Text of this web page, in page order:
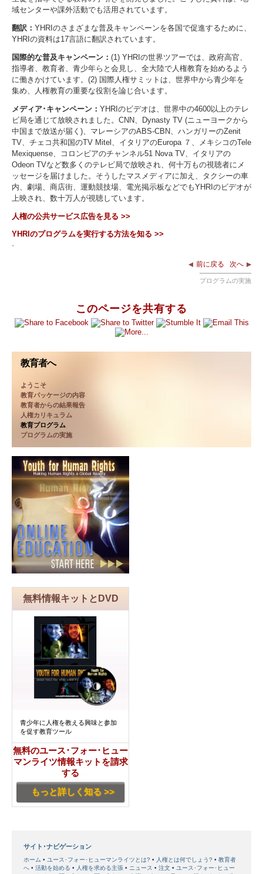
このページを共有する
教育者へ
ようこそ
教育パッケージの内容
教育者からの結果報告
人権カリキュラム
教育プログラム
プログラムの実施
無料情報キットとDVD
青少年に人権を教える興味と参加
を促す教育ツール
無料のユース･フォー･ヒュー
マンライツ情報キットを請求
する
もっと詳しく知る >>
域センターや課外活動でも活用されています。
翻訳： YHRIのさまざまな普及キャンペーンを各国で促進するために、
YHRIの資料は17言語に翻訳されています。
国際的な普及キャンペーン： (1) YHRIの世界ツアーでは、政府高官、
指導者、教育者、青少年らと会見し、全大陸で人権教育を始めるよう
に働きかけています。(2) 国際人権サミットは、世界中から青少年を
集め、人権教育の重要な役割を論じ合います。
メディア･キャンペーン： YHRIのビデオは、世界中の4600以上のテレ
ビ局を通じて放映されました。CNN、Dynasty TV (ニューヨークから
中国まで放送が届く)、マレーシアのABS-CBN、ハンガリーのZenit
TV、チェコ共和国のTV Mitel、イタリアのEuropa ７、メキシコのTele
Mexiquense、コロンビアのチャンネル51 Nova TV、イタリアの
Odeon TVなど数多くのテレビ局で放映され、何十万もの視聴者にメ
ッセージを届けました。そうしたマスメディアに加え、タクシーの車
内、劇場、商店街、運動競技場、電光掲示板などでもYHRIのビデオが
上映され、数十万人が視聴しています。
人権の公共サービス広告を見る >>
YHRIのプログラムを実行する方法を知る >>
·
前に戻る 次へ
プログラムの実施
サイト･ナビゲーション
ホーム ユース･フォー･ヒューマンライツとは? 人権とは何でしょう?
教育者
へ
活動を始める 人権を求める主張 ニュース 注文
ユース･フォー･ヒュー